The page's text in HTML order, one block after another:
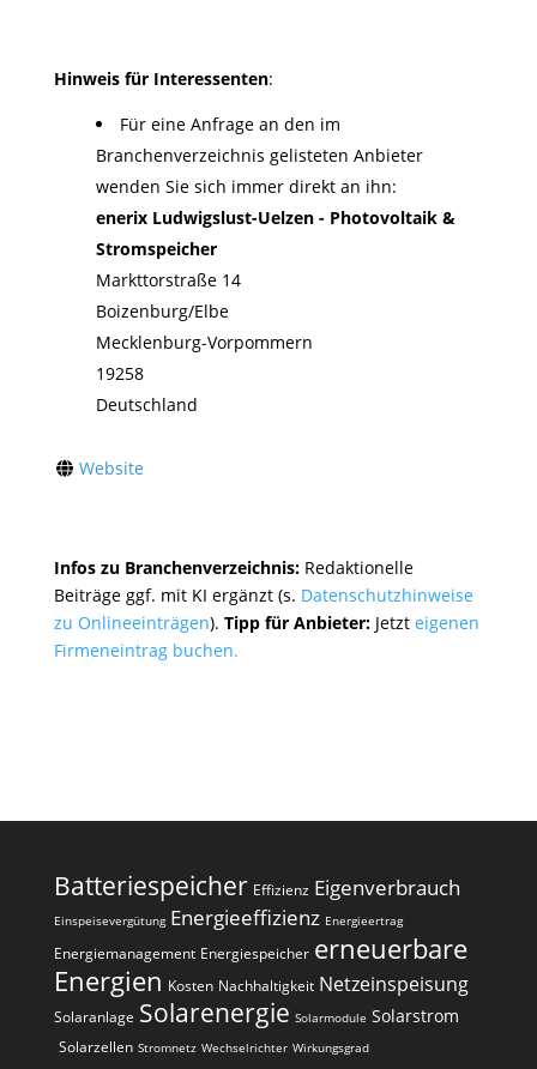
Hinweis für Interessenten:
Für eine Anfrage an den im
Branchenverzeichnis gelisteten Anbieter
wenden Sie sich immer direkt an ihn:
enerix Ludwigslust-Uelzen - Photovoltaik &
Stromspeicher
Markttorstraße 14
Boizenburg/Elbe
Mecklenburg-Vorpommern
19258
Deutschland
Website
Infos zu Branchenverzeichnis: Redaktionelle
Beiträge ggf. mit KI ergänzt (s. Datenschutzhinweise
zu Onlineeinträgen). Tipp für Anbieter:Jetzt eigenen
Firmeneintrag buchen.
Batteriespeicher Effizienz Eigenverbrauch
Einspeisevergütung Energieeffizienz Energieertrag
Energiemanagement Energiespeicher erneuerbare
Energien Kosten Nachhaltigkeit Netzeinspeisung
Solaranlage Solarenergie Solarmodule Solarstrom
Solarzellen Stromnetz Wechselrichter Wirkungsgrad